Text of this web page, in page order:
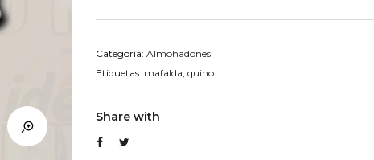
Categoría: Almohadones
Etiquetas: mafalda, quino
Share with